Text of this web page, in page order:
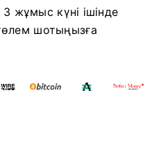
жұмыс күні ішінде
шотыңызға